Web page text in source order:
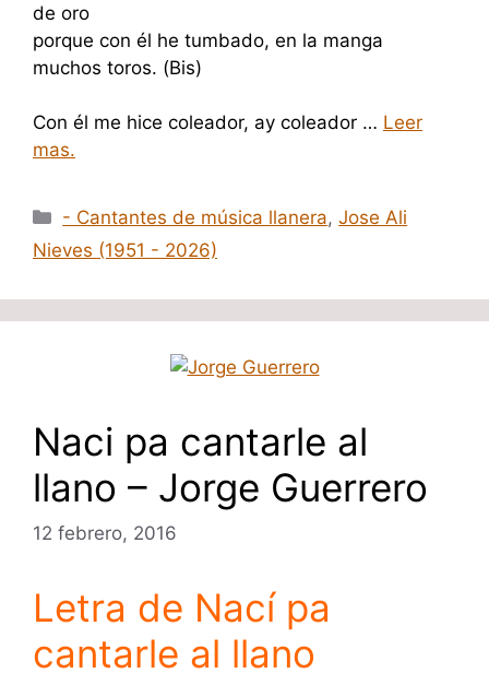
de oro
porque con él he tumbado, en la manga
muchos toros. (Bis)
Con él me hice coleador, ay coleador … Leer
mas.
Categorías
- Cantantes de música llanera,Jose Ali
Nieves (1951 - 2026)
Naci pa cantarle al
llano – Jorge Guerrero
12 febrero, 2016
Letra de Nací pa
cantarle al llano